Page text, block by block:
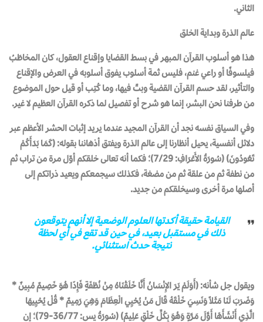
الثاني.
عالم الذرة وبداية الخلق
هذا هو أسلوب القرآن المبهر في بسط القضايا وإقناع العقول، كان المخاطَبُ
فيلسوفًا أو راعي غنم، فليس ثمة أسلوب يفوق أسلوبه في العرض والإقناع
والتأثير، لقد حسم القرآن القضية وبتّ فيها، وما كُتِب أو قيل حول الموضوع
من طرفنا نحن البشر، إنما هو شرح أو تفصيل لما ذكره القرآن العظيم لا غير.
وفي السياق نفسه نجد أن القرآن المجيد عندما يريد إثبات الحشر الأعظم عبر
دلائل أنفسية، يحيل أنظارنا إلى عالم الذرة ويفتق أذهاننا بقوله: (كَمَا بَدَأَكُمْ
تَعُودُونَ) (سُورَةُ الأَعْرَافِ: 7/29)؛ فكما أنه تعالى خلقكم أوّل مرة من تراب ثم
من نطفة ثم من علقة ثم من مضغة، فكذلك سيجمعكم ويعيد ذراتكم إلى
أصلها مرة أخرى وسيخلقكم من جديد.
القيامة حقيقة أكدتها العلوم الوضعية إلا أنهم يتوقعون
ذلك في مستقبل بعيد، في حين قد تقع في أي لحظة
نتيجة حدث استثنائي.
ويقول جل شأنه: (أَوَلَمْ يَرَ الإِنْسَانُ أَنَّا خَلَقْنَاهُ مِنْ نُطْفَةٍ فَإِذَا هُوَ خَصِيمٌ مُبِينٌ *
وَضَرَبَ لَنَا مَثَلاً وَنَسِيَ خَلْقَهُ قَالَ مَنْ يُحْيِي الْعِظَامَ وَهِيَ رَمِيمٌ * قُلْ يُحْيِيهَا
الَّذِي أَنْشَأَهَا أَوَّلَ مَرَّةٍ وَهُوَ بِكُلِّ خَلْقٍ عَلِيمٌ) (سُورَةُ يس: 36/77-79)؛ إن